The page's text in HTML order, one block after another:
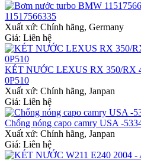
11517566335
Xuất xứ: Chính hãng, Germany
Giá: Liên hệ
KÉT NƯỚC LEXUS RX 350/RX
0P510
Xuất xứ: Chính hãng, Janpan
Giá: Liên hệ
Chống nóng capo camry USA -
Xuất xứ: Chính hãng, Janpan
Giá: Liên hệ